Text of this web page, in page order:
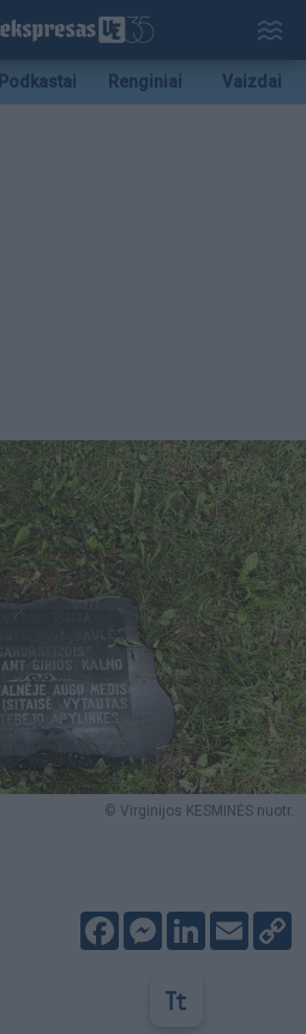
Podkastai Renginiai Vaizdai
© Virginijos KESMINĖS nuotr.
FacebookMessenger
LinkedIn
Email